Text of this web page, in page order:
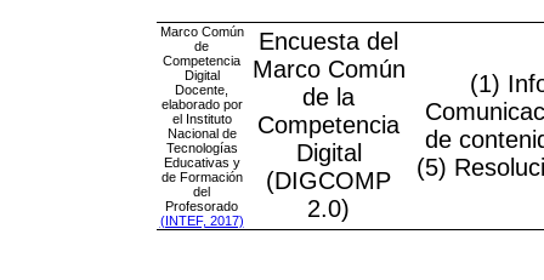
Marco Común
de
Competencia
Digital
Docente,
elaborado por
el Instituto
Nacional de
Tecnologías
Educativas y
de Formación
del
Profesorado
(INTEF, 2017)
Encuesta del
Marco Común
de la
Competencia
Digital
(DIGCOMP
2.0)
(1)
de
(5)